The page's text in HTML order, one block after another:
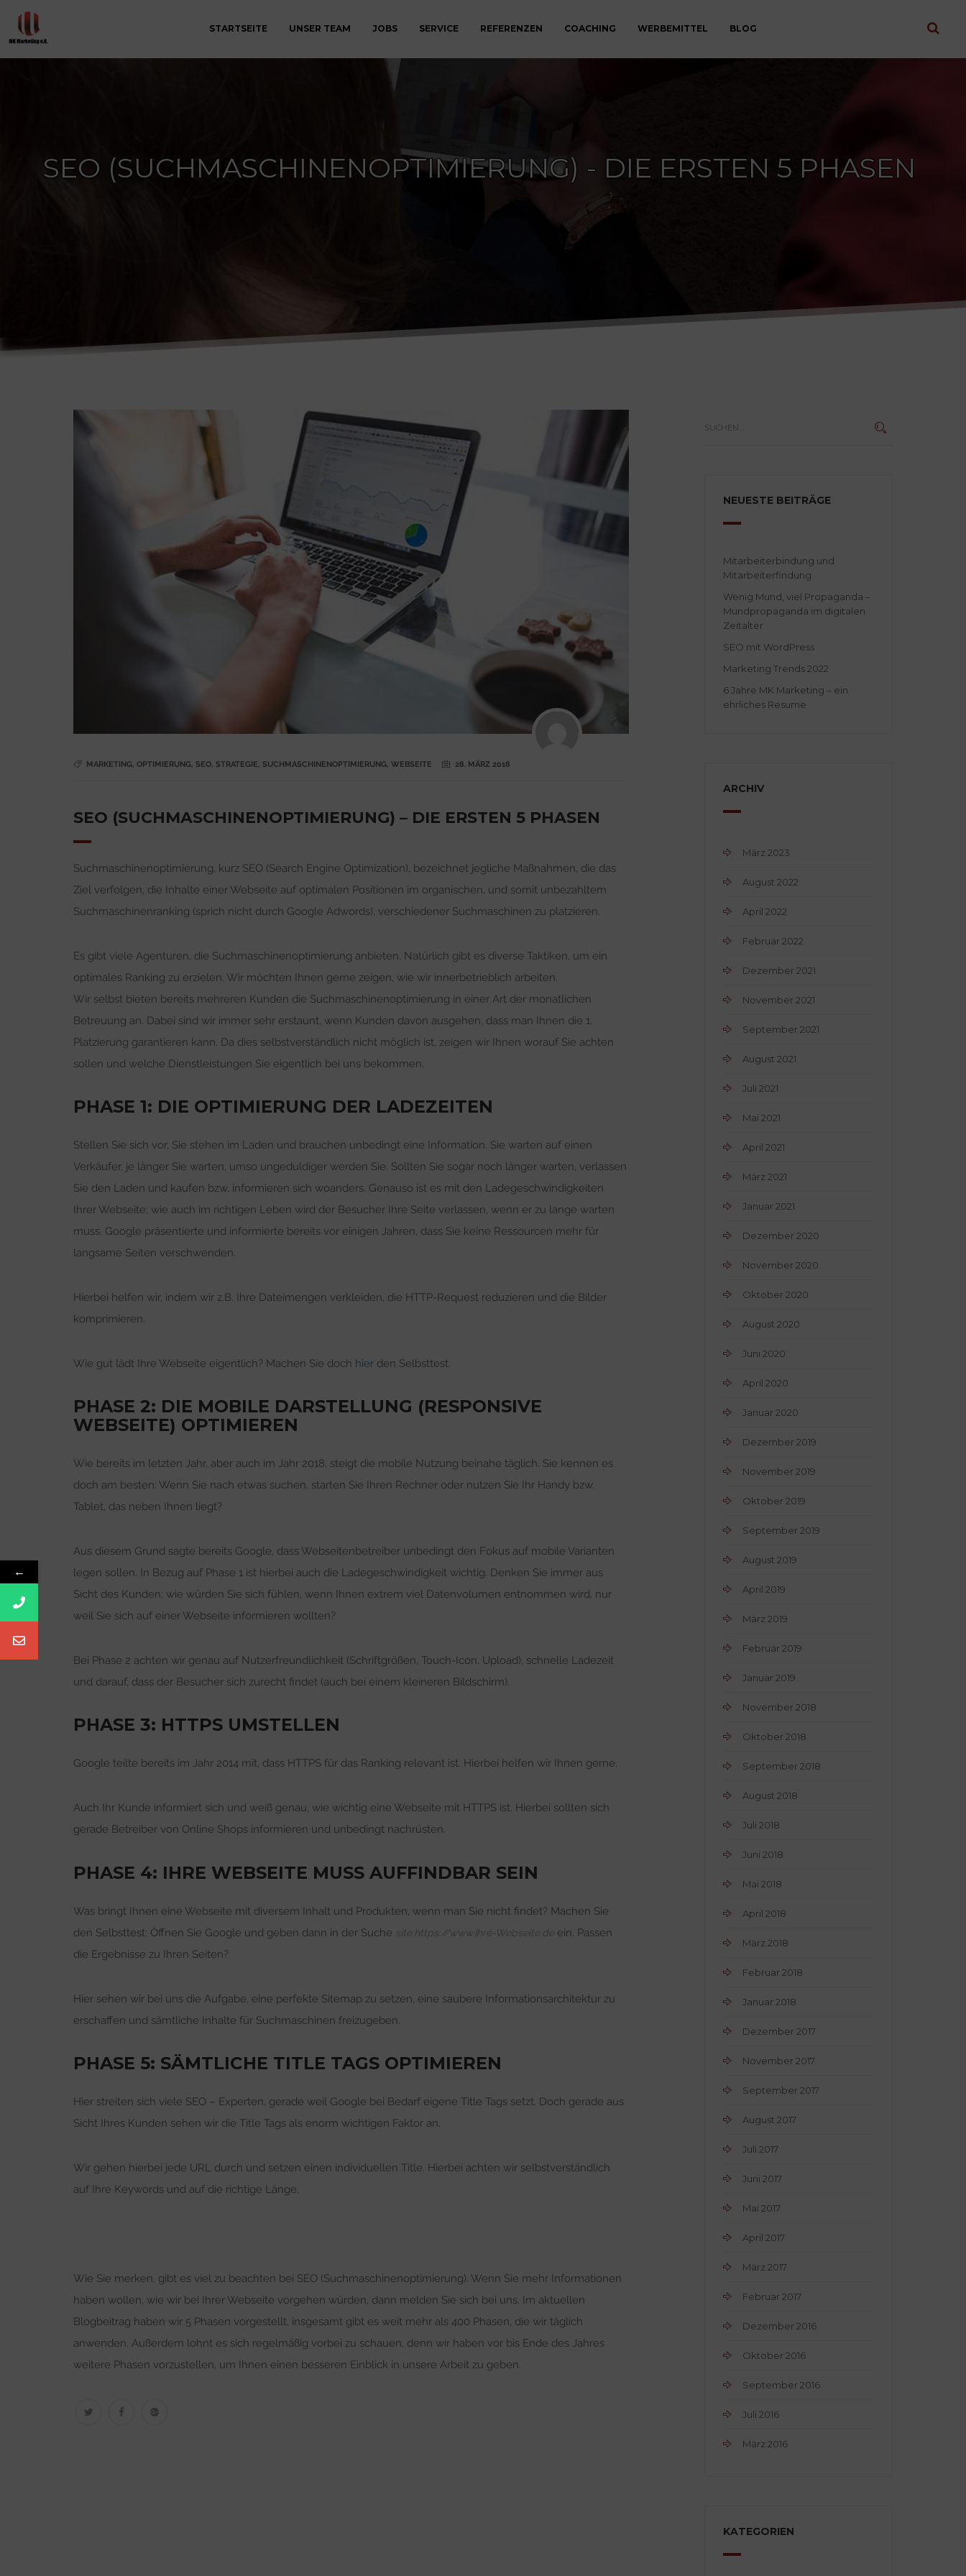
STARTSEITE UNSER TEAM JOBS SERVICE REFERENZEN COACHING WERBEMITTEL BLOG
SEO (SUCHMASCHINENOPTIMIERUNG) - DIE ERSTEN 5 PHASEN
MARKETING, OPTIMIERUNG, SEO, STRATEGIE, SUCHMASCHINENOPTIMIERUNG, WEBSEITE 28. MÄRZ 2018
SEO (SUCHMASCHINENOPTIMIERUNG) – DIE ERSTEN 5 PHASEN
Suchmaschinenoptimierung, kurz SEO (Search Engine Optimization), bezeichnet jegliche Maßnahmen, die das
Ziel verfolgen, die Inhalte einer Webseite auf optimalen Positionen im organischen, und somit unbezahltem
Suchmaschinenranking (sprich nicht durch Google Adwords), verschiedener Suchmaschinen zu platzieren.
Es gibt viele Agenturen, die Suchmaschinenoptimierung anbieten. Natürlich gibt es diverse Taktiken, um ein
optimales Ranking zu erzielen. Wir möchten Ihnen gerne zeigen, wie wir innerbetrieblich arbeiten.
Wir selbst bieten bereits mehreren Kunden die Suchmaschinenoptimierung in einer Art der monatlichen
Betreuung an. Dabei sind wir immer sehr erstaunt, wenn Kunden davon ausgehen, dass man Ihnen die 1.
Platzierung garantieren kann. Da dies selbstverständlich nicht möglich ist, zeigen wir Ihnen worauf Sie achten
sollen und welche Dienstleistungen Sie eigentlich bei uns bekommen.
PHASE 1: DIE OPTIMIERUNG DER LADEZEITEN
Stellen Sie sich vor, Sie stehen im Laden und brauchen unbedingt eine Information. Sie warten auf einen
Verkäufer, je länger Sie warten, umso ungeduldiger werden Sie. Sollten Sie sogar noch länger warten, verlassen
Sie den Laden und kaufen bzw. informieren sich woanders. Genauso ist es mit den Ladegeschwindigkeiten
Ihrer Webseite; wie auch im richtigen Leben wird der Besucher Ihre Seite verlassen, wenn er zu lange warten
muss. Google präsentierte und informierte bereits vor einigen Jahren, dass Sie keine Ressourcen mehr für
langsame Seiten verschwenden.
Hierbei helfen wir, indem wir z.B. Ihre Dateimengen verkleiden, die HTTP-Request reduzieren und die Bilder
komprimieren.
Wie gut lädt Ihre Webseite eigentlich? Machen Sie doch hier den Selbsttest.
PHASE 2: DIE MOBILE DARSTELLUNG (RESPONSIVE
WEBSEITE) OPTIMIEREN
Wie bereits im letzten Jahr, aber auch im Jahr 2018, steigt die mobile Nutzung beinahe täglich. Sie kennen es
doch am besten: Wenn Sie nach etwas suchen, starten Sie Ihren Rechner oder nutzen Sie Ihr Handy bzw.
Tablet, das neben Ihnen liegt?
Aus diesem Grund sagte bereits Google, dass Webseitenbetreiber unbedingt den Fokus auf mobile Varianten
legen sollen. In Bezug auf Phase 1 ist hierbei auch die Ladegeschwindigkeit wichtig. Denken Sie immer aus
Sicht des Kunden; wie würden Sie sich fühlen, wenn Ihnen extrem viel Datenvolumen entnommen wird, nur
weil Sie sich auf einer Webseite informieren wollten?
Bei Phase 2 achten wir genau auf Nutzerfreundlichkeit (Schriftgrößen, Touch-Icon, Upload), schnelle Ladezeit
und darauf, dass der Besucher sich zurecht findet (auch bei einem kleineren Bildschirm).
PHASE 3: HTTPS UMSTELLEN
Google teilte bereits im Jahr 2014 mit, dass HTTPS für das Ranking relevant ist. Hierbei helfen wir Ihnen gerne.
Auch Ihr Kunde informiert sich und weiß genau, wie wichtig eine Webseite mit HTTPS ist. Hierbei sollten sich
gerade Betreiber von Online Shops informieren und unbedingt nachrüsten.
PHASE 4: IHRE WEBSEITE MUSS AUFFINDBAR SEIN
Was bringt Ihnen eine Webseite mit diversem Inhalt und Produkten, wenn man Sie nicht findet? Machen Sie
den Selbsttest: Öffnen Sie Google und geben dann in der Suche site:https://www.Ihre-Webseite.deein. Passen
die Ergebnisse zu Ihren Seiten?
Hier sehen wir bei uns die Aufgabe, eine perfekte Sitemap zu setzen, eine saubere Informationsarchitektur zu
erschaffen und sämtliche Inhalte für Suchmaschinen freizugeben.
PHASE 5: SÄMTLICHE TITLE TAGS OPTIMIEREN
Hier streiten sich viele SEO – Experten, gerade weil Google bei Bedarf eigene Title Tags setzt. Doch gerade aus
Sicht Ihres Kunden sehen wir die Title Tags als enorm wichtigen Faktor an.
Wir gehen hierbei jede URL durch und setzen einen individuellen Title. Hierbei achten wir selbstverständlich
auf Ihre Keywords und auf die richtige Länge.
Wie Sie merken, gibt es viel zu beachten bei SEO (Suchmaschinenoptimierung). Wenn Sie mehr Informationen
haben wollen, wie wir bei Ihrer Webseite vorgehen würden, dann melden Sie sich bei uns. Im aktuellen
Blogbeitrag haben wir 5 Phasen vorgestellt, insgesamt gibt es weit mehr als 400 Phasen, die wir täglich
anwenden. Außerdem lohnt es sich regelmäßig vorbei zu schauen, denn wir haben vor bis Ende des Jahres
weitere Phasen vorzustellen, um Ihnen einen besseren Einblick in unsere Arbeit zu geben.
NEUESTE BEITRÄGE
Mitarbeiterbindung und
Mitarbeiterfindung
Wenig Mund, viel Propaganda –
Mundpropaganda im digitalen
Zeitalter
SEO mit WordPress
Marketing Trends 2022
6 Jahre MK Marketing – ein
ehrliches Resume
ARCHIV
März 2023
August 2022
April 2022
Februar 2022
Dezember 2021
November 2021
September 2021
August 2021
Juli 2021
Mai 2021
April 2021
März 2021
Januar 2021
Dezember 2020
November 2020
Oktober 2020
August 2020
Juni 2020
April 2020
Januar 2020
Dezember 2019
November 2019
Oktober 2019
September 2019
August 2019
April 2019
März 2019
Februar 2019
Januar 2019
November 2018
Oktober 2018
September 2018
August 2018
Juli 2018
Juni 2018
Mai 2018
April 2018
März 2018
Februar 2018
Januar 2018
Dezember 2017
November 2017
September 2017
August 2017
Juli 2017
Juni 2017
Mai 2017
April 2017
März 2017
Februar 2017
Dezember 2016
Oktober 2016
September 2016
Juli 2016
März 2016
KATEGORIEN
←